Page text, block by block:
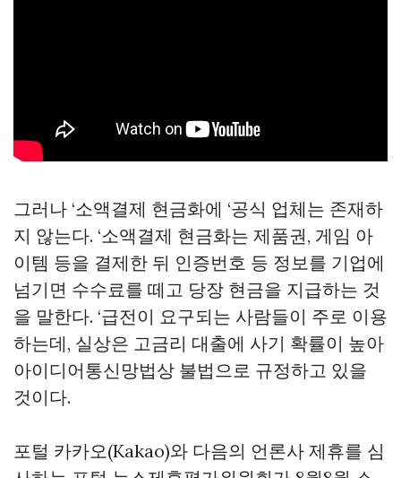
그러나 ‘소액결제 현금화에 ‘공식 업체는 존재하
지 않는다. ‘소액결제 현금화는 제품권, 게임 아
이템 등을 결제한 뒤 인증번호 등 정보를 기업에
넘기면 수수료를 떼고 당장 현금을 지급하는 것
을 말한다. ‘급전이 요구되는 사람들이 주로 이용
하는데, 실상은 고금리 대출에 사기 확률이 높아
아이디어통신망법상 불법으로 규정하고 있을
것이다.
포털 카카오(Kakao)와 다음의 언론사 제휴를 심